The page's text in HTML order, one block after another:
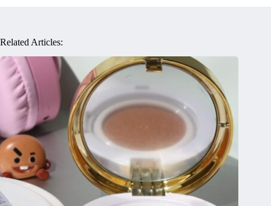
Related Articles: